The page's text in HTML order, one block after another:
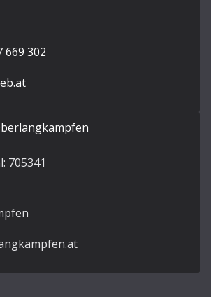
669 302
705341